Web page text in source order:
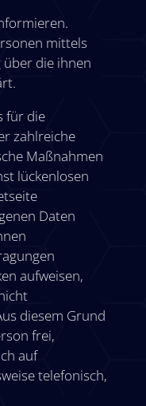
mittels
die ihnen
für die
zahlreiche
Maßnahmen
lückenlosen
Daten
aufweisen,
diesem Grund
frei,
auf
telefonisch,